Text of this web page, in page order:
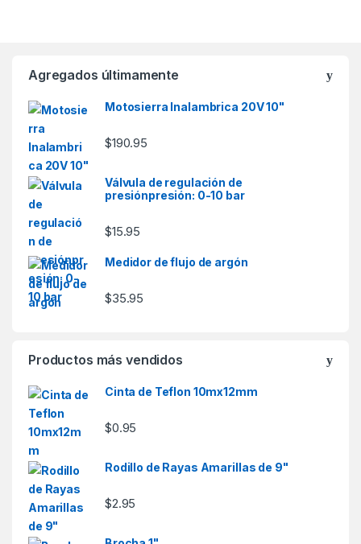
Agregados últimamente
Motosierra Inalambrica 20V 10"
$190.95
Válvula de regulación de
presiónpresión: 0-10 bar
$15.95
Medidor de flujo de argón
$35.95
Productos más vendidos
Cinta de Teflon 10mx12mm
$0.95
Rodillo de Rayas Amarillas de 9"
$2.95